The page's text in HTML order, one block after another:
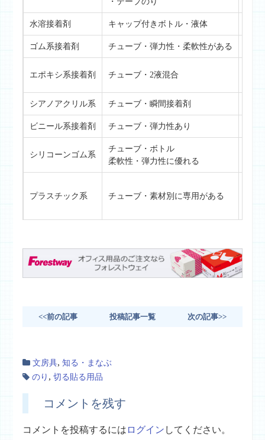
水溶接着剤 キャップ付きボトル・液体
ゴム系接着剤 チューブ・弾力性・柔軟性がある
エポキシ系接着剤 チューブ・2液混合
シアノアクリル系 チューブ・瞬間接着剤
ビニール系接着剤 チューブ・弾力性あり
シリコーンゴム系
チューブ・ボトル
柔軟性・弾力性に優れる
プラスチック系 チューブ・素材別に専用がある
<<前の記事 投稿記事一覧 次の記事>>
文房具,知る・まなぶ
のり ,切る貼る用品
コメントを残す
コメントを投稿するには ログイン してください。